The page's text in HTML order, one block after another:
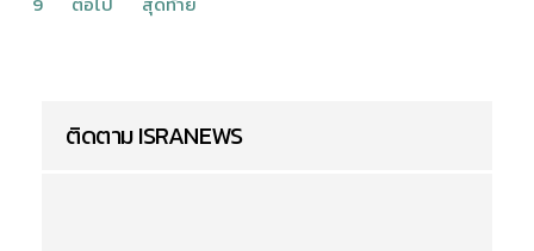
ติดตาม ISRANEWS